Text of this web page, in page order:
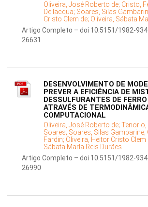
Oliveira, José Roberto de; Cristo,
Dellacqua; Soares, Silas
Cristo Clem de; Oliveira, Sábata
Artigo Completo – doi 10.5151/1982-
26631
DESENVOLVIMENTO DE
PREVER A EFICIÊNCIA DE
DESSULFURANTES DE
ATRAVÉS DE
COMPUTACIONAL
Oliveira, José Roberto de; Tenorio,
Soares; Soares, Silas Gambarine;
Fardin; Oliveira, Heitor Cristo Clem
Sábata Marla Reis Durães
Artigo Completo – doi 10.5151/1982-
26990